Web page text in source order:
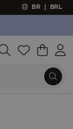
BR | BRL
Procura O Meu